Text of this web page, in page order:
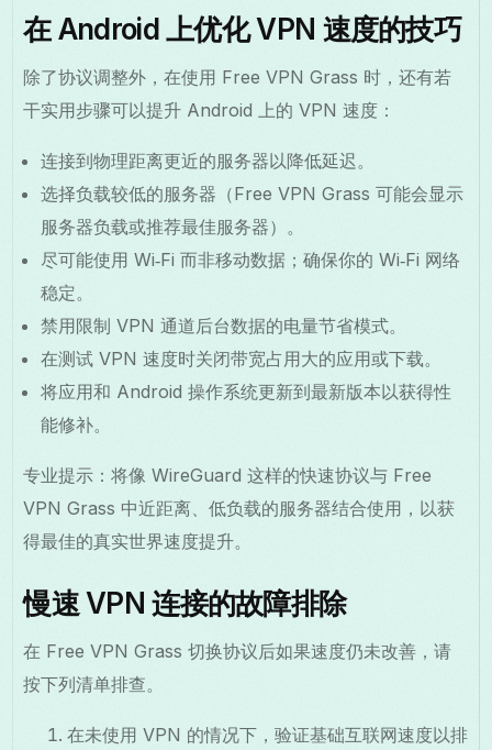
在 Android 上优化 VPN 速度的技巧
除了协议调整外，在使用 Free VPN Grass 时，还有若
干实用步骤可以提升 Android 上的 VPN 速度：
连接到物理距离更近的服务器以降低延迟。
选择负载较低的服务器（Free VPN Grass 可能会显示
服务器负载或推荐最佳服务器）。
尽可能使用 Wi‑Fi 而非移动数据；确保你的 Wi‑Fi 网络
稳定。
禁用限制 VPN 通道后台数据的电量节省模式。
在测试 VPN 速度时关闭带宽占用大的应用或下载。
将应用和 Android 操作系统更新到最新版本以获得性
能修补。
专业提示：将像 WireGuard 这样的快速协议与 Free
VPN Grass 中近距离、低负载的服务器结合使用，以获
得最佳的真实世界速度提升。
慢速 VPN 连接的故障排除
在 Free VPN Grass 切换协议后如果速度仍未改善，请
按下列清单排查。
在未使用 VPN 的情况下，验证基础互联网速度以排